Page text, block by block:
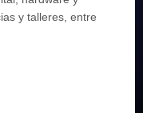
y talleres, entre